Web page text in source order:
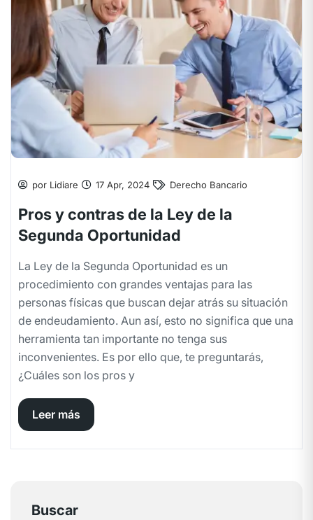
por Lidiare 17 Apr, 2024 Derecho Bancario
Pros y contras de la Ley de la
Segunda Oportunidad
La Ley de la Segunda Oportunidad es un
procedimiento con grandes ventajas para las
personas físicas que buscan dejar atrás su situación
de endeudamiento. Aun así, esto no significa que una
herramienta tan importante no tenga sus
inconvenientes. Es por ello que, te preguntarás,
¿Cuáles son los pros y
Leer más
Buscar